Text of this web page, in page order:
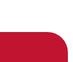
personalizar o